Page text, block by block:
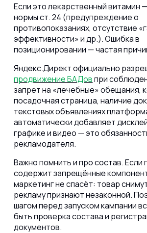
Если это лекарственный витамин
нормы ст. 24 (предупреждение о
противопоказаниях, отсутствие
эффективности» и др.). Ошибка в
позиционировании — частая
Яндекс.Директ официально
продвижение БАДовпри
запрет на «лечебные» обещания,
посадочная страница, наличие
текстовых объявлениях
автоматически добавляет
графике и видео — это
рекламодателя.
Важно помнить и про состав. Если
содержит запрещённые
маркетинг не спасёт: товар
рекламу признают незаконной.
шагом перед запуском кампании
быть проверка состава и
документов.